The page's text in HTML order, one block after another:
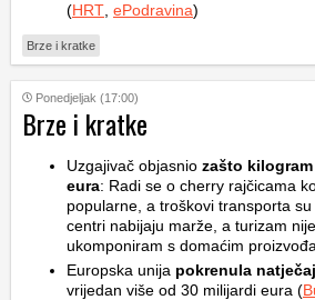
(HRT ePodravina)
Brze i kratke
Ponedjeljak (17:00)
Brze i kratke
Uzgajivač objasnio zašto
eura: Radi se o cherry rajčicama
popularne, a troškovi transporta
centri nabijaju marže, a turizam
ukomponiram s domaćim
Europska unija pokrenula
vrijedan više od 30 milijardi eura (